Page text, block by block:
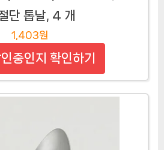
단 톱날, 4 개
1,403원
중인지 확인하기